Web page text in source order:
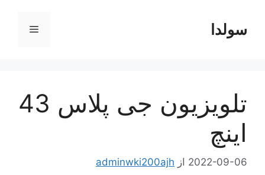
محتواسولدا فهرست
تلویزیون جی پلاس 43
اینچ
2022-09-06 از adminwki200ajh